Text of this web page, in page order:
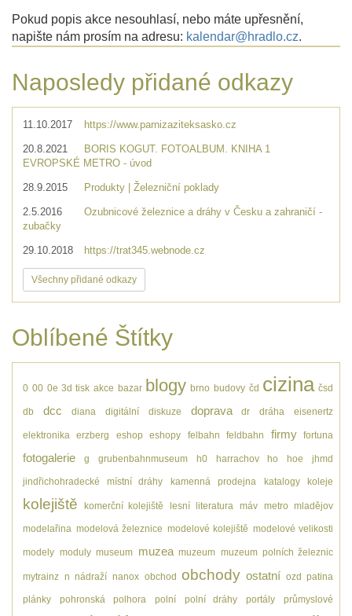
Pokud popis akce nesouhlasí, nebo máte upřesnění,
napište nám prosím na adresu: kalendar@hradlo.cz.
Naposledy přidané odkazy
11.10.2017 https://www.parnizaziteksasko.cz
20.8.2021
BORIS KOGUT. FOTOALBUM. KNIHA 1
EVROPSKÉ METRO - úvod
28.9.2015 Produkty | Železniční poklady
2.5.2016
Ozubnicové železnice a dráhy v Česku a zahraničí -
zubačky
29.10.2018 https://trat345.webnode.cz
Všechny přidané odkazy
Oblíbené Štítky
0 00 0e 3d tisk akce bazar blogy brno budovy čd cizina čsd
db dcc diana digitální diskuze doprava dr dráha eisenertz
elektronika erzberg eshop eshopy felbahn feldbahn firmy fortuna
fotogalerie g grubenbahnmuseum h0 harrachov ho hoe jhmd
jindřichohradecké místní dráhy kamenná prodejna katalogy koleje
kolejiště komerční kolejiště lesní literatura máv metro mladějov
modelařina modelová železnice modelové kolejiště modelové velikosti
modely moduly museum muzea muzeum muzeum polních železnic
mytrainz n nádraží nanox obchod obchody ostatní ozd patina
plánky pohronská polhora polní polní dráhy portály průmyslové